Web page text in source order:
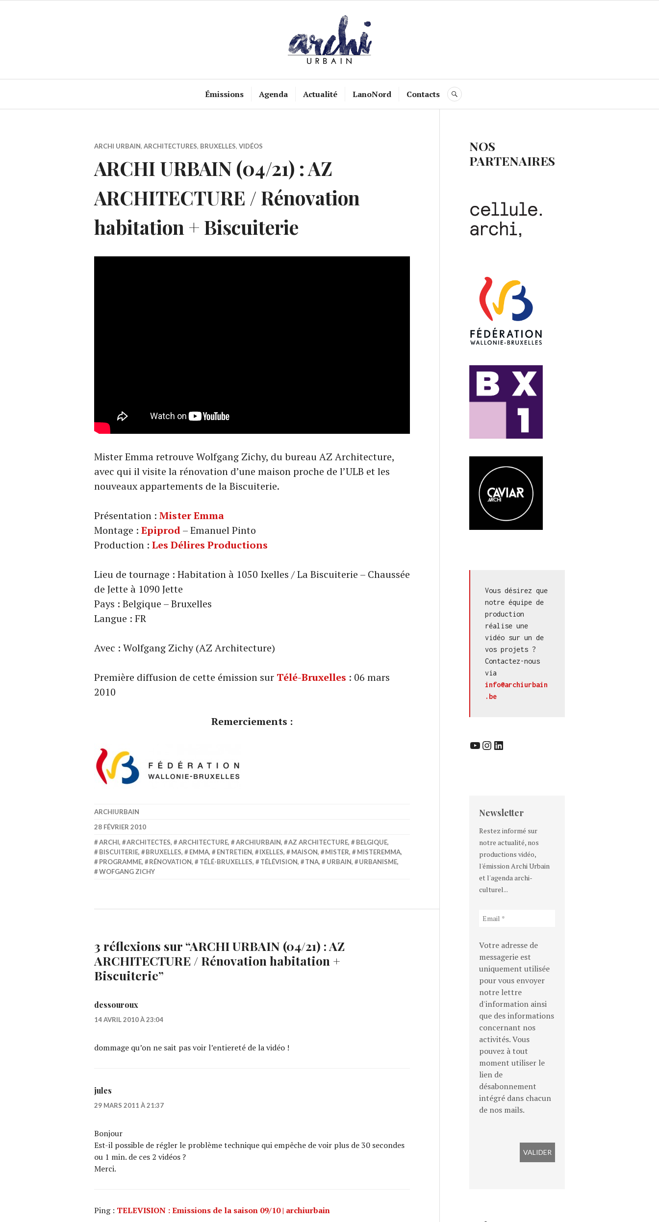
Émissions Agenda Actualité LanoNord Contacts RECHERCHE
ARCHI URBAIN, ARCHITECTURES, BRUXELLES, VIDÉOS
ARCHI URBAIN (04/21) : AZ
ARCHITECTURE / Rénovation
habitation + Biscuiterie
Mister Emma retrouve Wolfgang Zichy, du bureau AZ Architecture,
avec qui il visite la rénovation d’une maison proche de l’ULB et les
nouveaux appartements de la Biscuiterie.
Présentation : Mister Emma
Montage : Epiprod– Emanuel Pinto
Production : Les Délires Productions
Lieu de tournage : Habitation à 1050 Ixelles / La Biscuiterie – Chaussée
de Jette à 1090 Jette
Pays : Belgique – Bruxelles
Langue : FR
Avec : Wolfgang Zichy (AZ Architecture)
Première diffusion de cette émission sur Télé-Bruxelles : 06 mars
2010
Remerciements :
ARCHIURBAIN
28 FÉVRIER 2010
ARCHI, ARCHITECTES, ARCHITECTURE, ARCHIURBAIN, AZ ARCHITECTURE, BELGIQUE,
BISCUITERIE, BRUXELLES, EMMA, ENTRETIEN, IXELLES, MAISON, MISTER, MISTEREMMA,
PROGRAMME, RÉNOVATION, TÉLÉ-BRUXELLES, TÉLÉVISION, TNA, URBAIN, URBANISME,
WOFGANG ZICHY
3 réflexions sur “ARCHI URBAIN (04/21) : AZ
ARCHITECTURE / Rénovation habitation +
Biscuiterie”
dessouroux
14 AVRIL 2010 À 23:04
dommage qu’on ne sait pas voir l’entiereté de la vidéo !
jules
29 MARS 2011 À 21:37
Bonjour
Est-il possible de régler le problème technique qui empêche de voir plus de 30 secondes
ou 1 min. de ces 2 vidéos ?
Merci.
Ping : TELEVISION : Emissions de la saison 09/10 | archiurbain
NOS
PARTENAIRES
Vous désirez que
notre équipe de
production
réalise une
vidéo sur un de
vos projets ?
Contactez-nous
info@archiurbain
.be
YouTube InstagramLinkedIn
Newsletter
Restez informé sur
notre actualité, nos
productions vidéo,
l'émission Archi Urbain
et l'agenda archi-
culturel...
Votre adresse de
messagerie est
uniquement utilisée
pour vous envoyer
notre lettre
d'information ainsi
que des informations
concernant nos
activités. Vous
pouvez à tout
moment utiliser le
lien de
désabonnement
intégré dans chacun
de nos mails.